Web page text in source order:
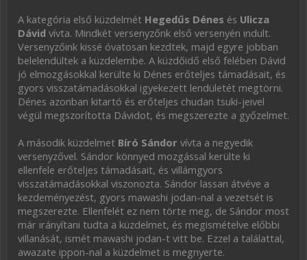
A kategória első küzdelmét Hegedűs Dénes és Ulicza
Dávid vívta. Mindkét versenyzőnk első versenyén indult.
Versenyzőink kissé óvatosan kezdtek, majd egyre jobban
belelendültek a küzdelembe. A küzdőidő első felében Dávid
jó elmozgásokkal kerülte ki Dénes erőteljes támadásait, és
gyors visszatámadásokkal igyekezett lendületét megtörni.
Dénes azonban kitartó és erőteljes chudan tsuki-jeivel
végül megszorította Dávidot, és megszerezte a győzelmet.
A második küzdelmet Bíró Sándor vívta a negyedik
versenyzővel. Sándor könnyed mozgással kerülte ki
ellenfele erőteljes támadásait, és villámgyors
visszatámadásokkal viszonozta. Sándor lassan átvéve a
kezdeményezést, gyors mawashi jodan-nal a vezetsét is
megszerezte. Ellenfelét ez nem törte meg, de Sándor most
már irányítani tudta a küzdelmet, és megismételve előbbi
villanását, ismét mawashi jodan-t vitt be. Ezzel a találattal,
awazate ippon-nal a küzdelmet is megnyerte.